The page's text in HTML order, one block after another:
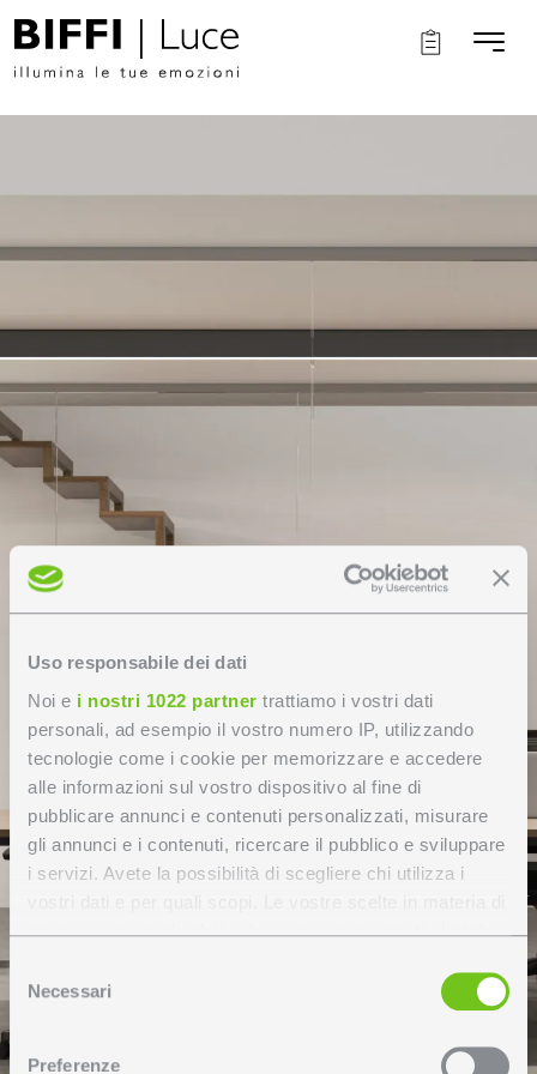
Uso responsabile dei dati
Noi e i nostri 1022 partner trattiamo i vostri dati
personali, ad esempio il vostro numero IP, utilizzando
tecnologie come i cookie per memorizzare e accedere
alle informazioni sul vostro dispositivo al fine di
pubblicare annunci e contenuti personalizzati, misurare
gli annunci e i contenuti, ricercare il pubblico e sviluppare
i servizi. Avete la possibilità di scegliere chi utilizza i
privacy sono applicabili solo su questa proprietà digitale
modificare o revocare il proprio consenso in qualsiasi
momento dalla Dichiarazione sui cookie o facendo clic
Selezione
delNecessari
Preferenze